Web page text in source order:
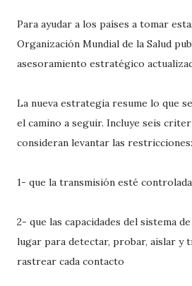
Para ayudar a los países a tomar
Organización Mundial de la Salud
asesoramiento estratégico
La nueva estrategia resume lo que
el camino a seguir. Incluye seis
consideran levantar las restricciones:
1- que la transmisión esté controlada
2- que las capacidades del sistema
lugar para detectar, probar, aislar y
rastrear cada contacto